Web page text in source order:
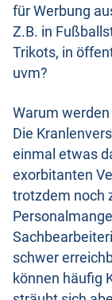
für Werbung
Z.B. in
Trikots, in
uvm?
Warum
Die
einmal etwas
exorbitanten
trotzdem noch
schwer
können häufig